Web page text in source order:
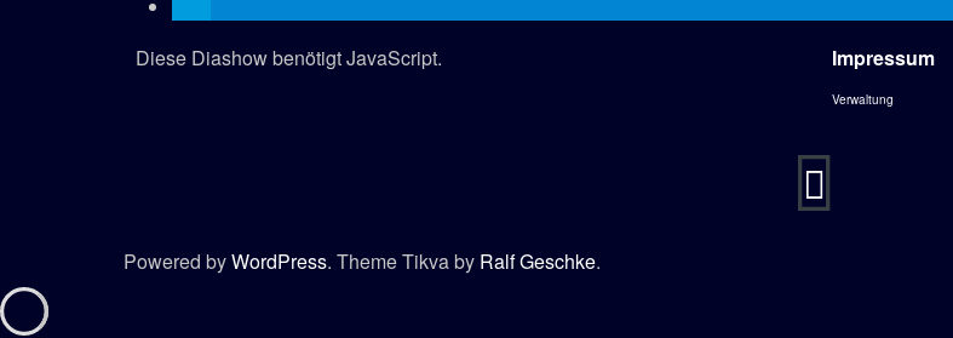
Diese Diashow benötigt JavaScript. Impressum
Verwaltung
Powered byWordPress. Theme Tikva by Ralf Geschke.